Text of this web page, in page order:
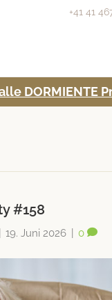
+41 41
DORMIENTE
#158
19. Juni 2026 0